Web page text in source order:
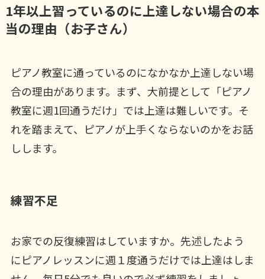
1年以上習っているのに上達しない場合の本
当の理由（お子さん）
ピアノ教室に通っているのになかなか上達しない場
合の理由があります。まず、大前提として「ピアノ
教室に週1回通うだけ」では上達は難しいです。そ
れを踏まえて、ピアノが上手くならないのかをお話
しします。
練習不足
お家での反復練習はしていますか。先述したよう
にピアノレッスンに週１度通うだけでは上達はしま